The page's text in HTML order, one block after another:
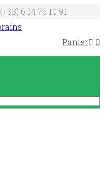
(+33) 6 14 76 10 91
Panier 0